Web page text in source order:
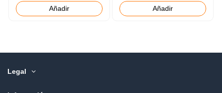
Añadir Añadir
Legal